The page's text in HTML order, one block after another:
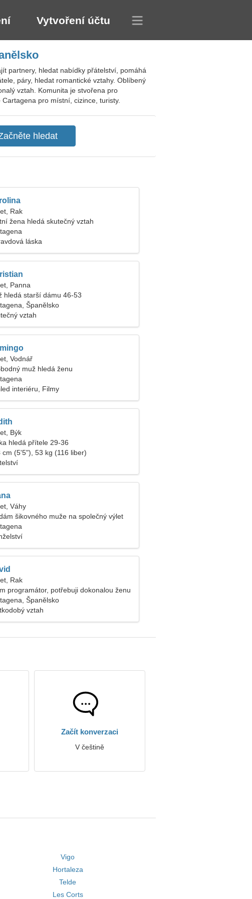
Vytvoření účtu
partnery, hledat nabídky přátelství, pomáhá
páry, hledat romantické vztahy. Oblíbený
vztah. Komunita je stvořena pro
pro místní, cizince, turisty.
Rak
žena hledá skutečný vztah
láska
Panna
hledá starší dámu 46-53
Španělsko
vztah
Vodnář
muž hledá ženu
interiéru, Filmy
Býk
hledá přítele 29-36
cm (5'5"), 53 kg (116 liber)
Váhy
šikovného muže na společný výlet
Rak
programátor, potřebuji dokonalou ženu
Španělsko
vztah
Začít konverzaci
V češtině
Vigo
Hortaleza
Telde
Les Corts